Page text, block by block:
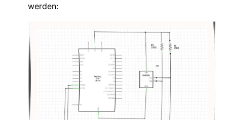
werden: